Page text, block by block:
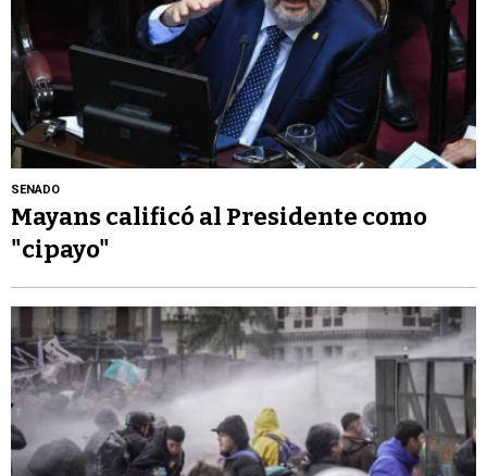
SENADO
Mayans calificó al Presidente como
"cipayo"